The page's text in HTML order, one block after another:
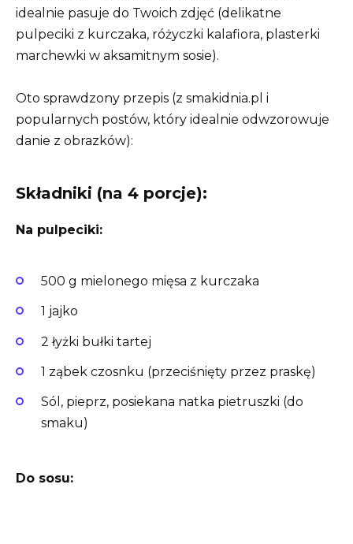
idealnie pasuje do Twoich zdjęć (delikatne
pulpeciki z kurczaka, różyczki kalafiora, plasterki
marchewki w aksamitnym sosie).
Oto sprawdzony przepis (z smakidnia.pl i
popularnych postów, który idealnie odwzorowuje
danie z obrazków):
Składniki (na 4 porcje):
Na pulpeciki:
500 g mielonego mięsa z kurczaka
1 jajko
2 łyżki bułki tartej
1 ząbek czosnku (przeciśnięty przez praskę)
Sól, pieprz, posiekana natka pietruszki (do
smaku)
Do sosu: